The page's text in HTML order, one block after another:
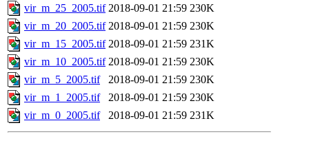
vir_m_25_2005.tif 2018-09-01 21:59 230K
vir_m_20_2005.tif 2018-09-01 21:59 230K
vir_m_15_2005.tif 2018-09-01 21:59 231K
vir_m_10_2005.tif 2018-09-01 21:59 230K
vir_m_5_2005.tif
2018-09-01 21:59 230K
vir_m_1_2005.tif
2018-09-01 21:59 230K
vir_m_0_2005.tif
2018-09-01 21:59 231K